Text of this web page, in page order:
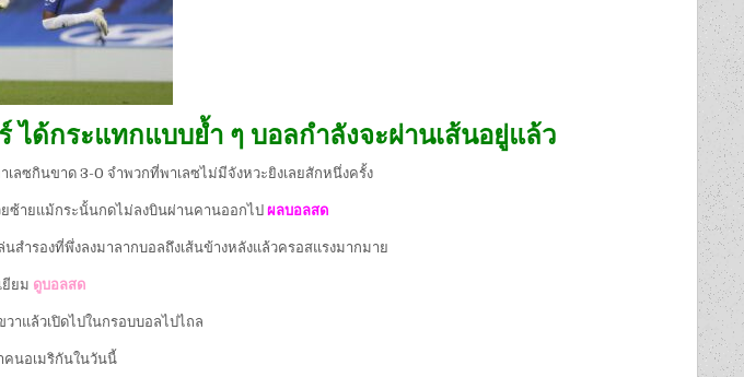
ได้กระแทกแบบย้ำ ๆ บอลกำลังจะผ่านเส้นอยู่แล้ว
ลซกินขาด 3-0 จำพวกที่พาเลซไม่มีจังหวะยิงเลยสักหนึ่งครั้ง
ยซ้ายแม้กระนั้นกดไม่ลงบินผ่านคานออกไป ผลบอลสด
สำรองที่พึ่งลงมาลากบอลถึงเส้นข้างหลังแล้วครอสแรงมากมาย
ยียม ดูบอลสด
าแล้วเปิดไปในกรอบบอลไปไถล
คนอเมริกันในวันนี้